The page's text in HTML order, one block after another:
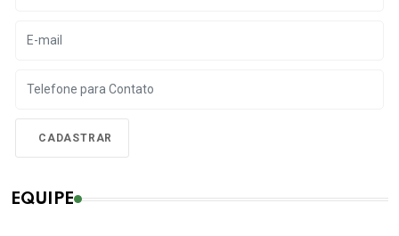
EQUIPE